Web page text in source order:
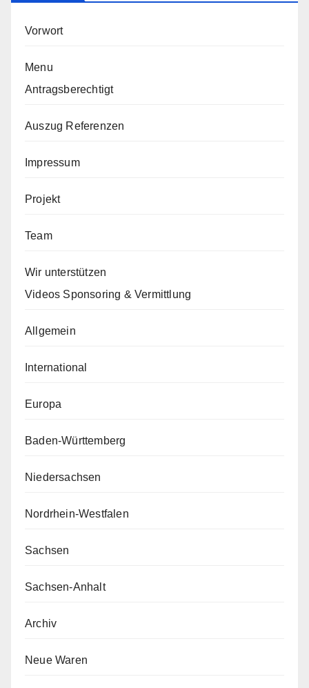
Vorwort
Menu
Antragsberechtigt
Auszug Referenzen
Impressum
Projekt
Team
Wir unterstützen
Videos Sponsoring & Vermittlung
Allgemein
International
Europa
Baden-Württemberg
Niedersachsen
Nordrhein-Westfalen
Sachsen
Sachsen-Anhalt
Archiv
Neue Waren